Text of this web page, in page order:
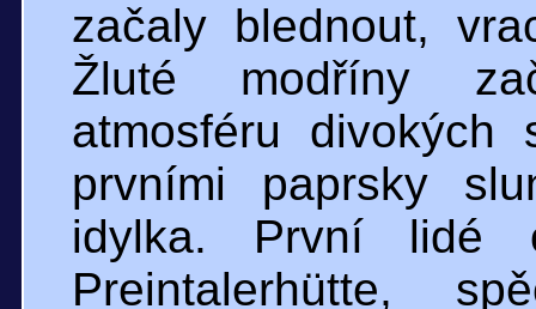
začaly blednout,
Žluté modříny
atmosféru divokých
prvními paprsky
idylka. První
Preintalerhütte,